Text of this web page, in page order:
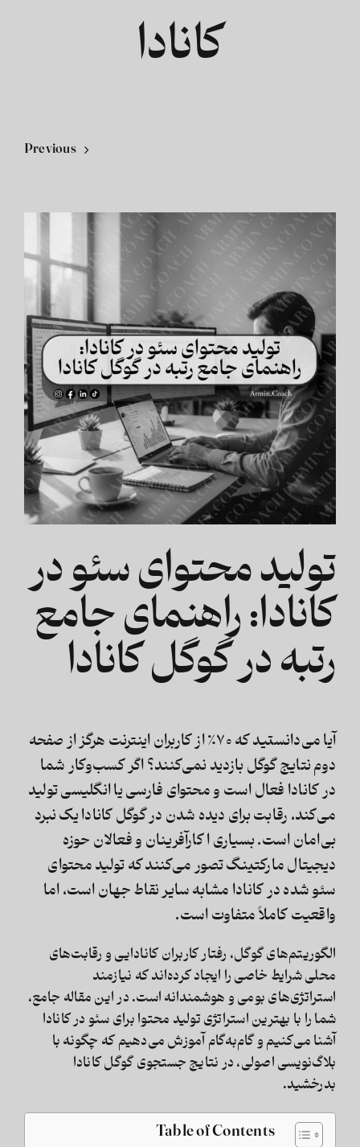
کانادا
Previous
View
Larger
Image
تولید محتوای سئو در
کانادا: راهنمای جامع
رتبه در گوگل کانادا
آیا می‌دانستید که ۷۰٪ از کاربران اینترنت هرگز از صفحه
دوم نتایج گوگل بازدید نمی‌کنند؟اگر کسب‌وکار شما
در کانادا فعال است و محتوای فارسی یا انگلیسی تولید
می‌کند، رقابت برای دیده شدن در گوگل کانادا یک نبرد
بی‌امان است. بسیاری ا کارآفرینان و فعالان حوزه
دیجیتال مارکتینگ تصور می‌کنند که تولید محتوای
سئو شده در کانادا مشابه سایر نقاط جهان است، اما
واقعیت کاملاً متفاوت است.
الگوریتم‌های گوگل، رفتار کاربران کانادایی و رقابت‌های
محلی شرایط خاصی را ایجاد کرده‌اند که نیازمند
استراتژی‌های بومی و هوشمندانه است. در این مقاله جامع،
شما را با بهترین استراتژی تولید محتوا برای سئو در کانادا
آشنا می‌کنیم و گام‌به‌گام آموزش می‌دهیم که چگونه با
بلاگ‌نویسی اصولی، در نتایج جستجوی گوگل کانادا
بدرخشید.
Table of Contents